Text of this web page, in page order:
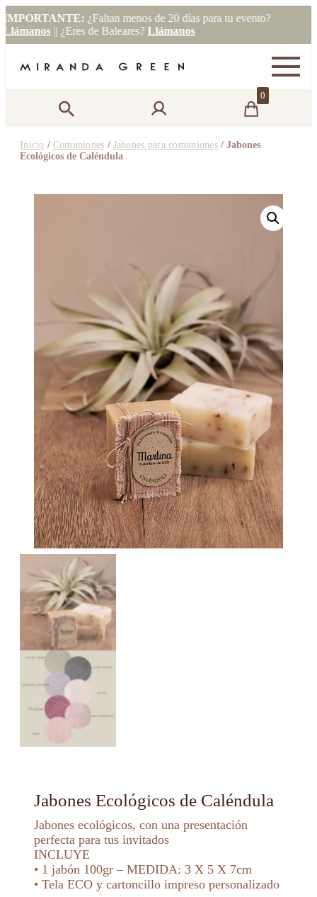
¿Faltan menos de 20 días para tu evento?
|| ¿Eres de Baleares?Llámanos
0
Inicio / Comuniones / Jabones para comuniones/ Jabones
Ecológicos de Caléndula
Jabones Ecológicos de Caléndula
Jabones ecológicos, con una presentación
perfecta para tus invitados
INCLUYE
• 1 jabón 100gr – MEDIDA: 3 X 5 X 7cm
• Tela ECO y cartoncillo impreso personalizado